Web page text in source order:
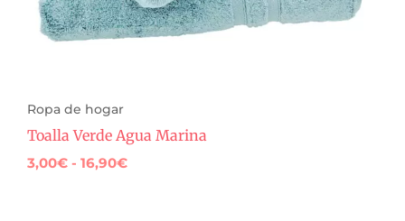
Ropa de hogar
Toalla Verde Agua Marina
3,00€ - 16,90€